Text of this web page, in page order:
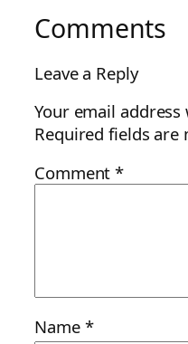
Comments
Leave a Reply
Your email
Required fields
Comment*
Name *